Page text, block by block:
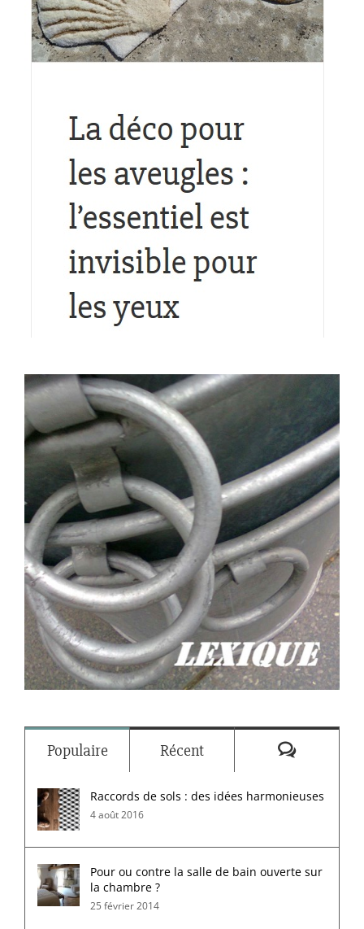
Populaire Récent
Raccords de sols : des idées harmonieuses
4 août 2016
Pour ou contre la salle de bain ouverte sur
la chambre ?
25 février 2014